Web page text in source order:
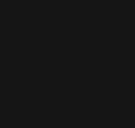
Lisez notre autre